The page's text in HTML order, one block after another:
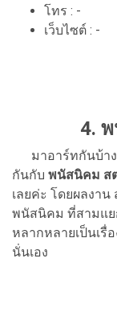
โทร : -
เว็บไซต์ : -
4.
มาอาร์ทกันบ้าง
กันกับ พนัสนิคม ส
เลยค่ะ โดยผลงาน
พนัสนิคม ที่สามแย
หลากหลายเป็นเ
นั่นเอง